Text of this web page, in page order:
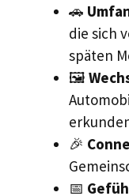
🚗
die sich
späten
🖼️
🎉
📅